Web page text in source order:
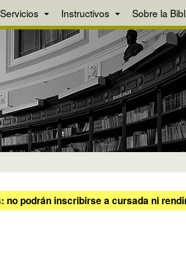
Servicios Instructivos Sobre la
podrán inscribirse a cursada ni